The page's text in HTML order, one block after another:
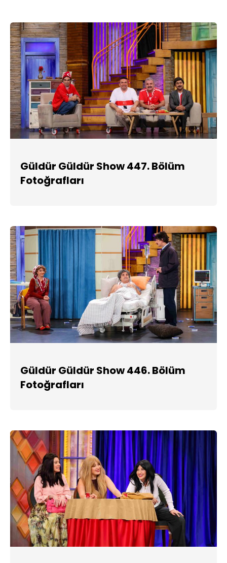
Güldür Güldür Show 447. Bölüm
Fotoğrafları
Güldür Güldür Show 446. Bölüm
Fotoğrafları